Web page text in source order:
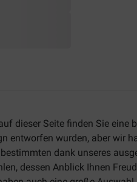
dieser Seite finden Sie eine
entworfen wurden, aber wir
dank unseres
dessen Anblick Ihnen